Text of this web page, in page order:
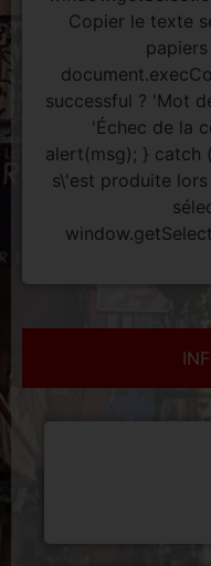
Copier le texte
successful ? 'Mot
'Échec de la
alert(msg); } catch
s\'est produite